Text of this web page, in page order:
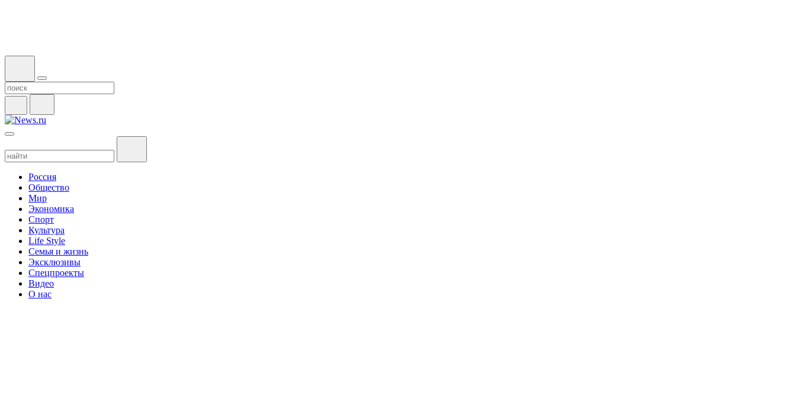
Россия
Общество
Мир
Экономика
Спорт
Культура
Life Style
Семья и жизнь
Эксклюзивы
Спецпроекты
Видео
О нас